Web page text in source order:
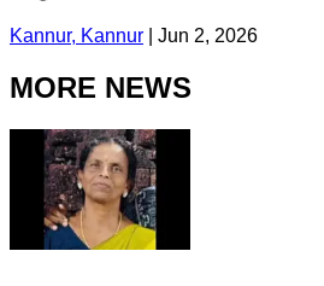
Kannur, Kannur Jun 2, 2026
MORE NEWS